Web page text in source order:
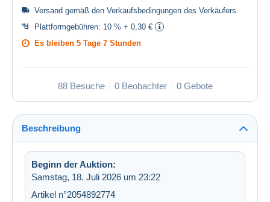
Versand gemäß den Verkaufsbedingungen des Verkäufers
Plattformgebühren: 10 % + 0,30 €
Es bleiben 5 Tage 7 Stunden
88 Besuche 0 Beobachter 0 Gebote
Beschreibung
Beginn der Auktion:
Samstag, 18. Juli 2026 um 23:22
Artikel n°2054892774